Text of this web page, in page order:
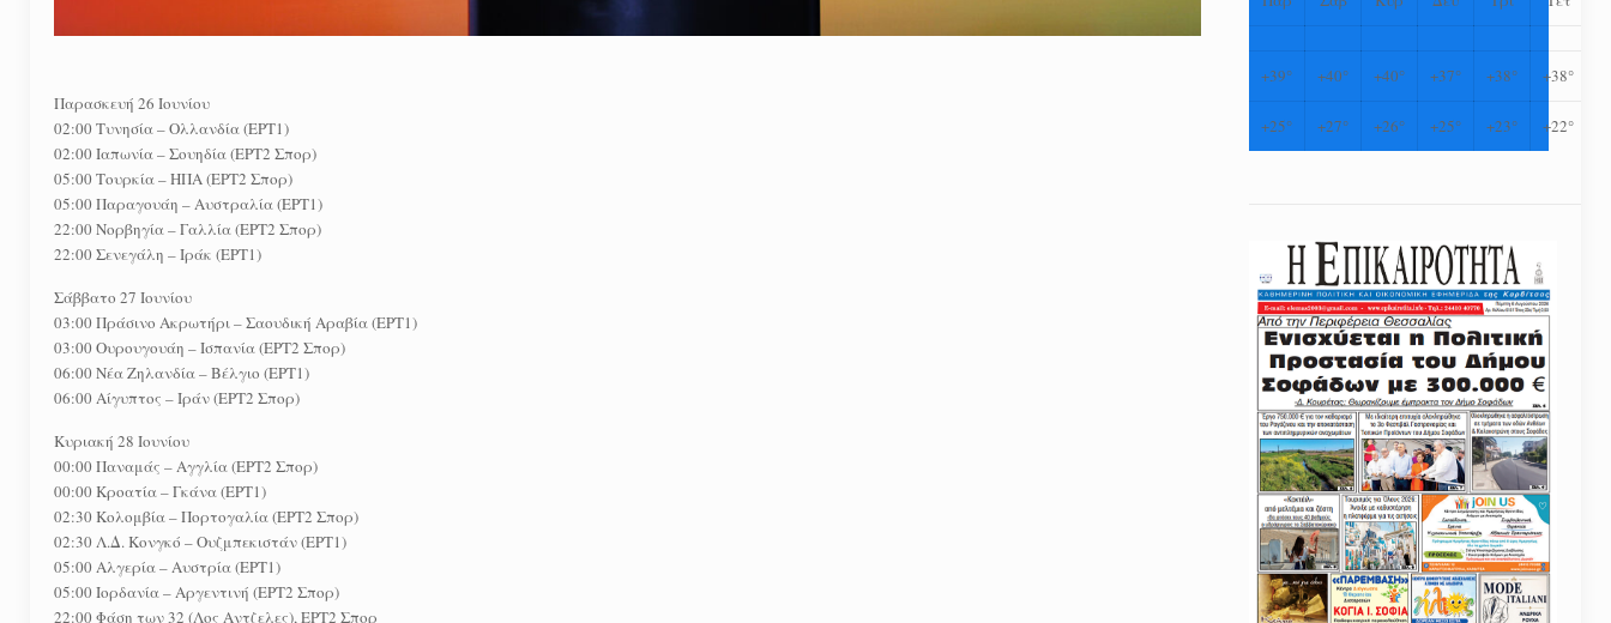
Παρασκευή 26 Ιουνίου
02:00 Τυνησία – Ολλανδία (ΕΡΤ1)
02:00 Ιαπωνία – Σουηδία (ΕΡΤ2 Σπορ)
05:00 Τουρκία – ΗΠΑ (ΕΡΤ2 Σπορ)
05:00 Παραγουάη – Αυστραλία (ΕΡΤ1)
22:00 Νορβηγία – Γαλλία (ΕΡΤ2 Σπορ)
22:00 Σενεγάλη – Ιράκ (ΕΡΤ1)
Σάββατο 27 Ιουνίου
03:00 Πράσινο Ακρωτήρι – Σαουδική Αραβία (ΕΡΤ1)
03:00 Ουρουγουάη – Ισπανία (ΕΡΤ2 Σπορ)
06:00 Νέα Ζηλανδία – Βέλγιο (ΕΡΤ1)
06:00 Αίγυπτος – Ιράν (ΕΡΤ2 Σπορ)
Κυριακή 28 Ιουνίου
00:00 Παναμάς – Αγγλία (ΕΡΤ2 Σπορ)
00:00 Κροατία – Γκάνα (ΕΡΤ1)
02:30 Κολομβία – Πορτογαλία (ΕΡΤ2 Σπορ)
02:30 Λ.Δ. Κονγκό – Ουζμπεκιστάν (ΕΡΤ1)
05:00 Αλγερία – Αυστρία (ΕΡΤ1)
05:00 Ιορδανία – Αργεντινή (ΕΡΤ2 Σπορ)
22:00 Φάση των 32 (Λος Αντζελες), ΕΡΤ2 Σπορ
+39° +40° +40° +37° +38° +38°
+25° +27° +26° +25° +23° +22°